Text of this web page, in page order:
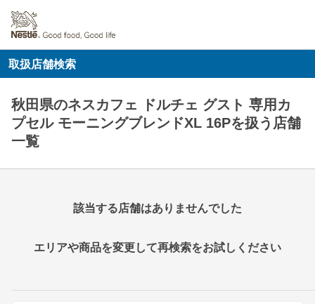
取扱店舗検索
秋田県のネスカフェ ドルチェ グスト 専用カ
プセル モーニングブレンドXL 16Pを扱う店舗
一覧
該当する店舗はありませんでした
エリアや商品を変更して再検索をお試しください